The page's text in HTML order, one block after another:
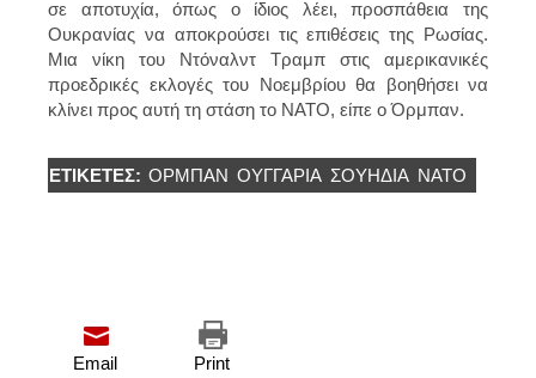
σε αποτυχία, όπως ο ίδιος λέει, προσπάθεια της
Ουκρανίας να αποκρούσει τις επιθέσεις της Ρωσίας.
Μια νίκη του Ντόναλντ Τραμπ στις αμερικανικές
προεδρικές εκλογές του Νοεμβρίου θα βοηθήσει να
κλίνει προς αυτή τη στάση το ΝΑΤΟ, είπε ο Όρμπαν.
ΕΤΙΚΈΤΕΣ: ΟΡΜΠΑΝ ΟΥΓΓΑΡΊΑ ΣΟΥΗΔΙΑ ΝΑΤΟ
Print
Email